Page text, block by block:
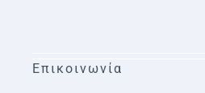
Επικοινωνία